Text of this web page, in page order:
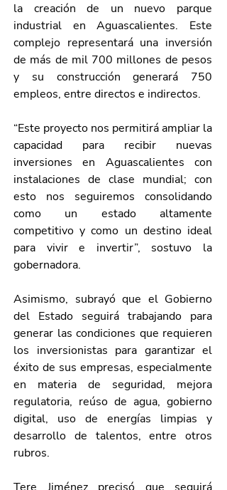
la creación de un nuevo parque
industrial en Aguascalientes. Este
complejo representará una inversión
de más de mil 700 millones de pesos
y su construcción generará 750
empleos, entre directos e indirectos.
“Este proyecto nos permitirá ampliar la
capacidad para recibir nuevas
inversiones en Aguascalientes con
instalaciones de clase mundial; con
esto nos seguiremos consolidando
como un estado altamente
competitivo y como un destino ideal
para vivir e invertir”, sostuvo la
gobernadora.
Asimismo, subrayó que el Gobierno
del Estado seguirá trabajando para
generar las condiciones que requieren
los inversionistas para garantizar el
éxito de sus empresas, especialmente
en materia de seguridad, mejora
regulatoria, reúso de agua, gobierno
digital, uso de energías limpias y
desarrollo de talentos, entre otros
rubros.